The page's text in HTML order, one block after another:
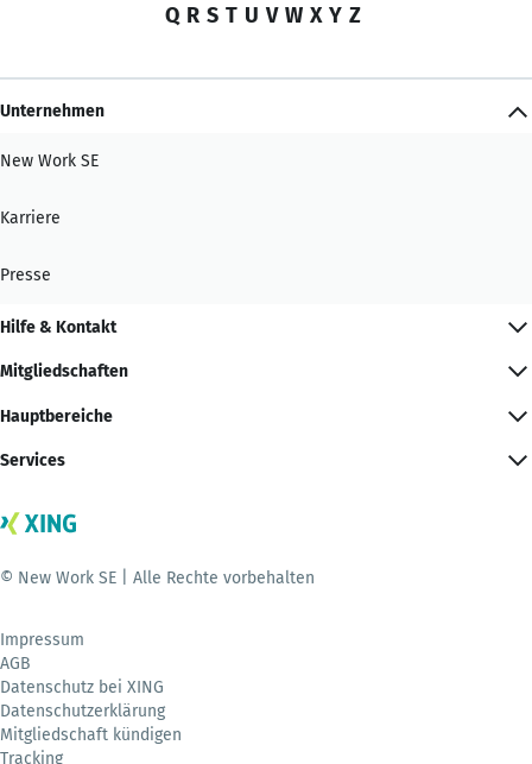
Q R S T U V W X Y Z
Unternehmen
New Work SE
Karriere
Presse
Hilfe & Kontakt
Mitgliedschaften
Hauptbereiche
Services
© New Work SE | Alle Rechte vorbehalten
Impressum
AGB
Datenschutz bei XING
Datenschutzerklärung
Mitgliedschaft kündigen
Tracking